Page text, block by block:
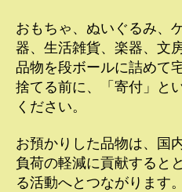
おもちゃ、ぬいぐるみ、
器、生活雑貨、楽器、文
品物を段ボールに詰めて
捨てる前に、「寄付」と
ください。
お預かりした品物は、国
負荷の軽減に貢献すると
る活動へとつながります。